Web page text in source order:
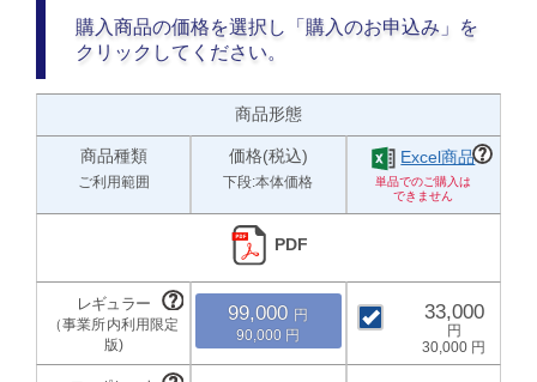
購入商品の価格を選択し「購入のお申込み」を
クリックしてください。
商品形態
商品種類
ご利用範囲
価格(税込)
下段:本体価格
Excel商品
PDF
99,000
90,000
33,000
30,000